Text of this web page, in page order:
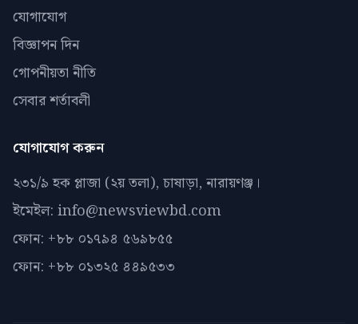
যোগাযোগ
বিজ্ঞাপন দিন
গোপনীয়তা নীতি
সেবার শর্তাবলী
যোগাযোগ করুন
২৩১/৯ হক প্লাজা (২য় তলা), চাষাড়া, নারায়ণঞ্জ।
ইমেইল: info@newsviewbd.com
ফোন: +৮৮ ০১৭৯৪ ৫৬৯৮৫৫
ফোন: +৮৮ ০১৩২৫ ৪৪৯৫৩৩